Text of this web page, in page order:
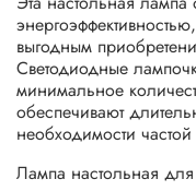
выгодным
Светодиодные
минимальное
обеспечивают
необходимости
Лампа настольная